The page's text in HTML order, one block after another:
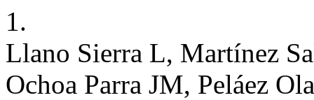
1.
Llano Sierra L, Martínez
Ochoa Parra JM, Peláez